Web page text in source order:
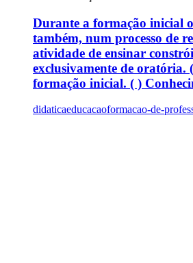
Durante a formação inicial
também, num processo de
atividade de ensinar
exclusivamente de oratória.
formação inicial. ( )
didaticaeducacaoformacao-de-